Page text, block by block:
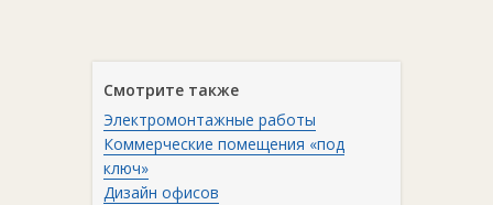
Смотрите также
Электромонтажные работы
Коммерческие помещения «под
ключ»
Дизайн офисов